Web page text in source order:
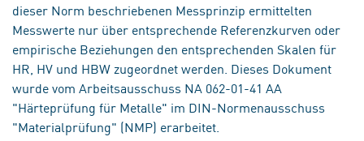
dieser Norm beschriebenen Messprinzip ermittelten
Messwerte nur über entsprechende Referenzkurven oder
empirische Beziehungen den entsprechenden Skalen für
HR, HV und HBW zugeordnet werden. Dieses Dokument
wurde vom Arbeitsausschuss NA 062-01-41 AA
"Härteprüfung für Metalle" im DIN-Normenausschuss
"Materialprüfung" (NMP) erarbeitet.